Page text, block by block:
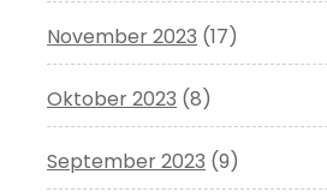
November 2023 (17)
Oktober 2023 (8)
September 2023 (9)